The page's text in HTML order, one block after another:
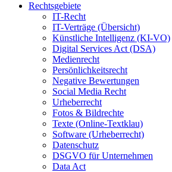
Rechtsgebiete
IT-Recht
IT-Verträge (Übersicht)
Künstliche Intelligenz (KI-VO)
Digital Services Act (DSA)
Medienrecht
Persönlichkeitsrecht
Negative Bewertungen
Social Media Recht
Urheberrecht
Fotos & Bildrechte
Texte (Online-Textklau)
Software (Urheberrecht)
Datenschutz
DSGVO für Unternehmen
Data Act